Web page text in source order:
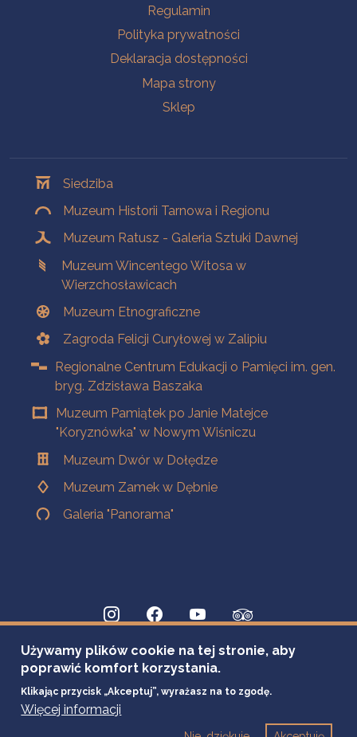
Regulamin
Polityka prywatności
Deklaracja dostępności
Mapa strony
Sklep
Siedziba
Muzeum Historii Tarnowa i Regionu
Muzeum Ratusz - Galeria Sztuki Dawnej
Muzeum Wincentego Witosa w
Wierzchosławicach
Muzeum Etnograficzne
Zagroda Felicji Curyłowej w Zalipiu
Regionalne Centrum Edukacji o Pamięci im. gen.
bryg. Zdzisława Baszaka
Muzeum Pamiątek po Janie Matejce
"Koryznówka" w Nowym Wiśniczu
Muzeum Dwór w Dołędze
Muzeum Zamek w Dębnie
Galeria "Panorama"
Używamy plików cookie na tej stronie, aby
poprawić komfort korzystania.
Klikając przycisk „Akceptuj”, wyrażasz na to zgodę.
Więcej informacji